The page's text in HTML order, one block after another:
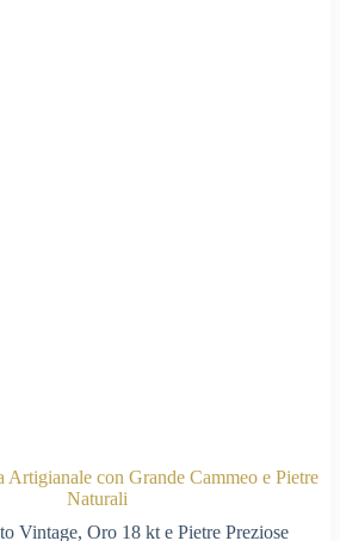
Artigianale con Grande Cammeo e Pietre
Naturali
Vintage, Oro 18 kt e Pietre Preziose